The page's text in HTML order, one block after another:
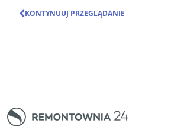
KONTYNUUJ PRZEGLĄDANIE